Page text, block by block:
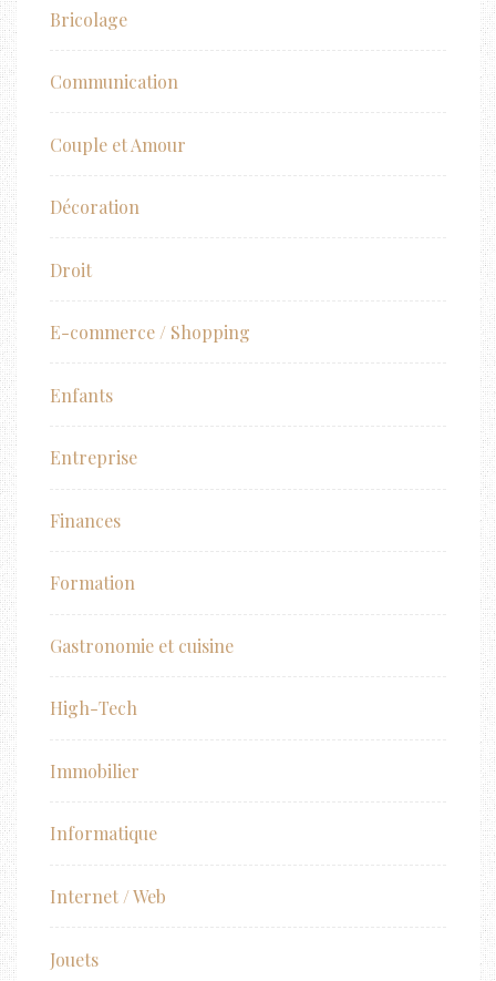
Bricolage
Communication
Couple et Amour
Décoration
Droit
E-commerce / Shopping
Enfants
Entreprise
Finances
Formation
Gastronomie et cuisine
High-Tech
Immobilier
Informatique
Internet / Web
Jouets